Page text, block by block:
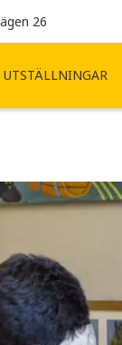
26
UTSTÄLLNINGAR